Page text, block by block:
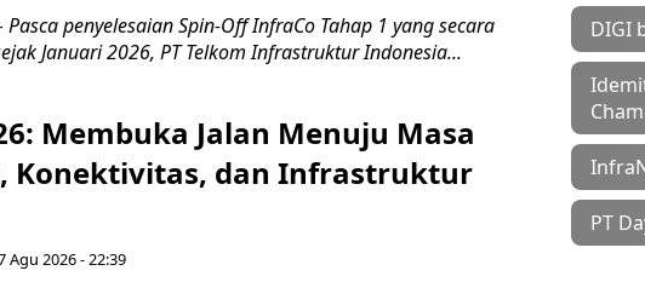
Pasca penyelesaian Spin-Off InfraCo Tahap 1 yang secara
Januari 2026, PT Telkom Infrastruktur Indonesia...
Membuka Jalan Menuju Masa
Konektivitas, dan Infrastruktur
Agu 2026 - 22:39
DIGI
PT